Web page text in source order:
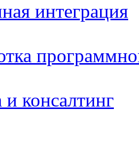
интеграция
консалтинг